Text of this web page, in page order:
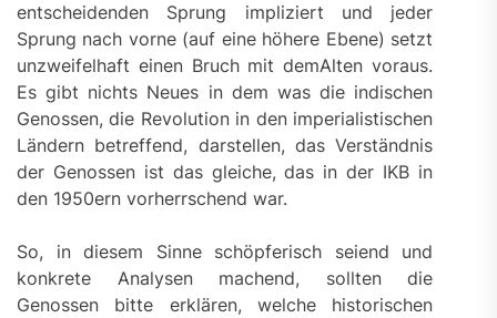
entscheidenden Sprung impliziert und jeder
Sprung nach vorne (auf eine höhere Ebene) setzt
unzweifelhaft einen Bruch mit demAlten voraus.
Es gibt nichts Neues in dem was die indischen
Genossen, die Revolution in den imperialistischen
Ländern betreffend, darstellen, das Verständnis
der Genossen ist das gleiche, das in der IKB in
den 1950ern vorherrschend war.
So, in diesem Sinne schöpferisch seiend und
konkrete Analysen machend, sollten die
Genossen bitte erklären, welche historischen